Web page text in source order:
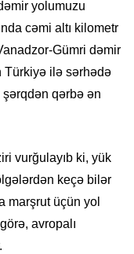
yolumuzu
cəmi altı kilometr
Gümri dəmir
Türkiyə ilə sərhədə
qərbə ən
vurğulayıb ki, yük
keçə bilər
marşrut üçün yol
avropalı